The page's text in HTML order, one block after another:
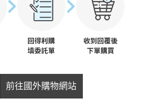
前往國外購物網站